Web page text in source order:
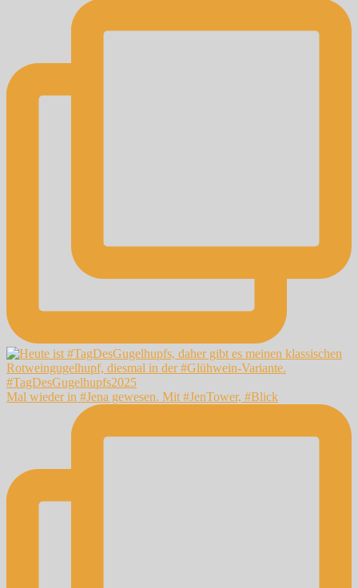
Mal wieder in #Jena gewesen. Mit #JenTower, #Blick